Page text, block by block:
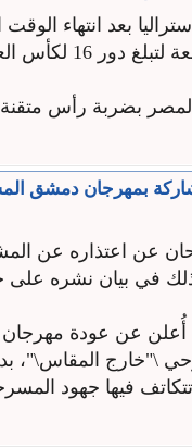
الترجيح 4-2 على أستراليا بعد انتهاء
والإضافي بالتعادل 1-1 في دالاس
لمصر بضربة ​رأس
بمهرجان دمشق
عن اعتذاره عن
في بيان نشره على
أُعلن عن عودة
\"خارج المقاس\"،
فيها جهود